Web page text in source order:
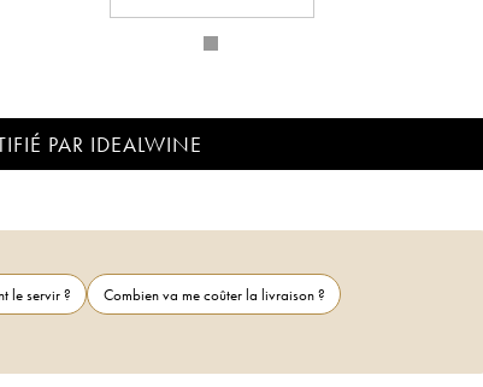
PAR IDEALWINE
le servir ?
Combien va me coûter la livraison ?